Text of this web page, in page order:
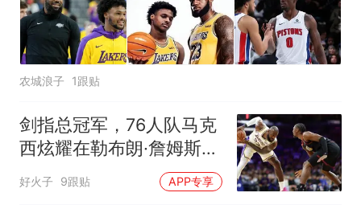
农城浪子 1跟贴
剑指总冠军，76人队马克
西炫耀在勒布朗·詹姆斯之
前到达健身房
好火子 9跟贴 APP专享